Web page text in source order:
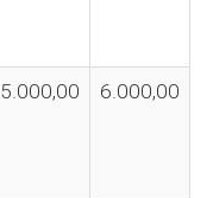
5.000,00 6.000,00